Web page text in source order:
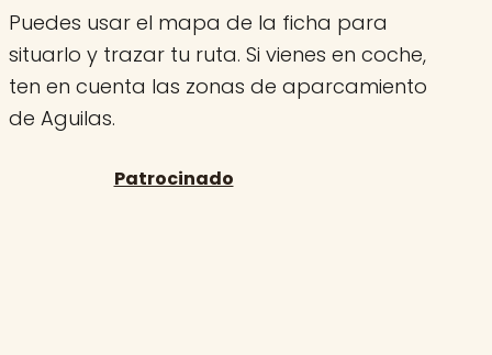
Puedes usar el mapa de la ficha para
situarlo y trazar tu ruta. Si vienes en coche,
ten en cuenta las zonas de aparcamiento
de Aguilas.